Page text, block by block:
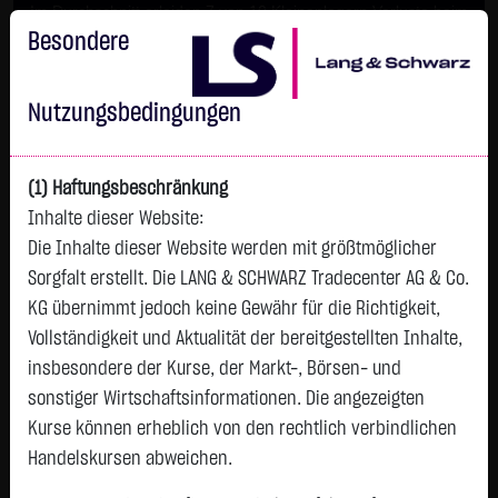
Im Durchschnitt erleiden 7 von 10 Kleinanlegern Verluste beim
Handel mit Turbo-Zertifikaten.
Turbo-Zertifikate sind hoch risikoreiche Produkte und nicht für
langfristige Anlagestrategien geeignet.
Besondere
Nutzungsbedingungen
(1) Haftungsbeschränkung
Inhalte dieser Website:
Die Inhalte dieser Website werden mit größtmöglicher
Sorgfalt erstellt. Die LANG & SCHWARZ Tradecenter AG & Co.
KG übernimmt jedoch keine Gewähr für die Richtigkeit,
Vollständigkeit und Aktualität der bereitgestellten Inhalte,
insbesondere der Kurse, der Markt-, Börsen- und
sonstiger Wirtschaftsinformationen. Die angezeigten
Kurse können erheblich von den rechtlich verbindlichen
Handelskursen abweichen.
Tops & Flops
DAX Europa USA Deutschland
Name Kurs Diff. Diff.%
Zeit